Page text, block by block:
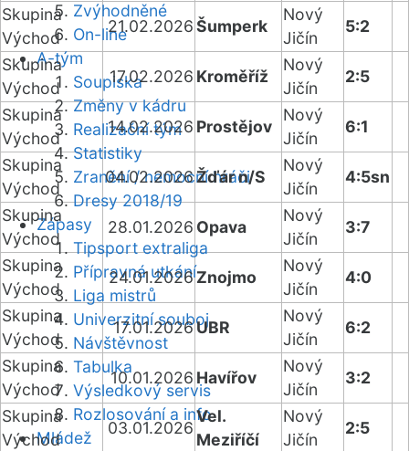
Zvýhodněné
On-line
A-tým
Soupiska
Změny v kádru
Realizační tým
Statistiky
Zranění / nemocní hráči
Dresy 2018/19
Zápasy
Tipsport extraliga
Přípravná utkání
Liga mistrů
Univerzitní souboj
Návštěvnost
Tabulka
Výsledkový servis
Rozlosování a info
Mládež
Skupina
Východ
21.02.2026Šumperk
Nový
Jičín
5:2
Skupina
Východ
17.02.2026 Kroměříž
Nový
Jičín
2:5
Skupina
Východ
14.02.2026 Prostějov
Nový
Jičín
6:1
Skupina
Východ
04.02.2026Žďár n/S
Nový
Jičín
4:5sn
Skupina
Východ
28.01.2026 Opava
Nový
Jičín
3:7
Skupina
Východ
24.01.2026 Znojmo
Nový
Jičín
4:0
Skupina
Východ
17.01.2026UBR
Nový
Jičín
6:2
Skupina
Východ
10.01.2026 Havířov
Nový
Jičín
3:2
Skupina
Východ
03.01.2026
Vel.
Meziříčí
Nový
Jičín
2:5